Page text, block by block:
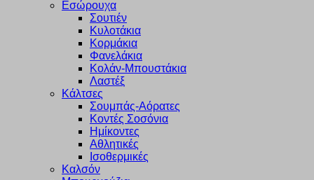
Εσώρουχα
Σουτιέν
Κυλοτάκια
Κορμάκια
Φανελάκια
Κολάν-Μπουστάκια
Λαστέξ
Κάλτσες
Σουμπάς-Αόρατες
Κοντές Σοσόνια
Ημίκοντες
Αθλητικές
Ισοθερμικές
Καλσόν